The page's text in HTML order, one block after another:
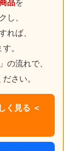
品を
し、
れば、
。
の流れで、
さい。
く見る ＜